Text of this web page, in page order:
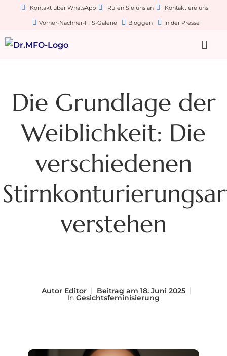
Kontakt über WhatsApp Rufen Sie uns an Kontaktiere uns
Vorher-Nachher-FFS-Galerie Bloggen In der Presse
Die Grundlage der
Weiblichkeit: Die
verschiedenen
verstehen
Autor Editor Beitrag am 18. Juni 2025
In Gesichtsfeminisierung